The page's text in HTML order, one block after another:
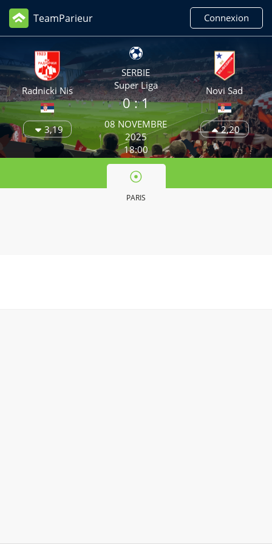
TeamParieur Connexion
Radnicki Nis
3,19
SERBIE
Super Liga
0 :1
08 NOVEMBRE
2025
18:00
Novi Sad
2,20
PARIS